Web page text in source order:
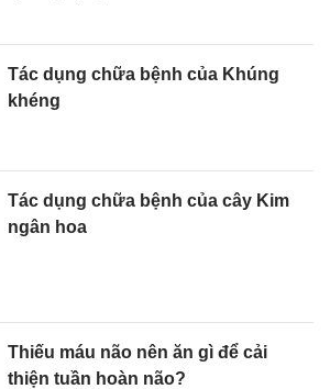
Tác dụng chữa bệnh của Khúng
khéng
Tác dụng chữa bệnh của cây Kim
ngân hoa
Thiếu máu não nên ăn gì để cải
thiện tuần hoàn não?